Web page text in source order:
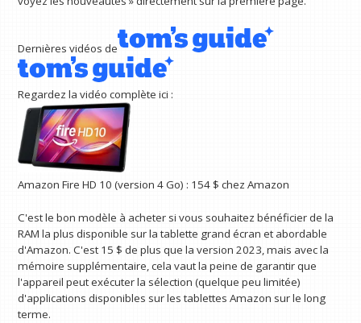
Dernières vidéos de
Regardez la vidéo complète ici :
Amazon Fire HD 10 (version 4 Go) : 154 $ chez Amazon
C'est le bon modèle à acheter si vous souhaitez bénéficier de la
RAM la plus disponible sur la tablette grand écran et abordable
d'Amazon. C'est 15 $ de plus que la version 2023, mais avec la
mémoire supplémentaire, cela vaut la peine de garantir que
l'appareil peut exécuter la sélection (quelque peu limitée)
d'applications disponibles sur les tablettes Amazon sur le long
terme.